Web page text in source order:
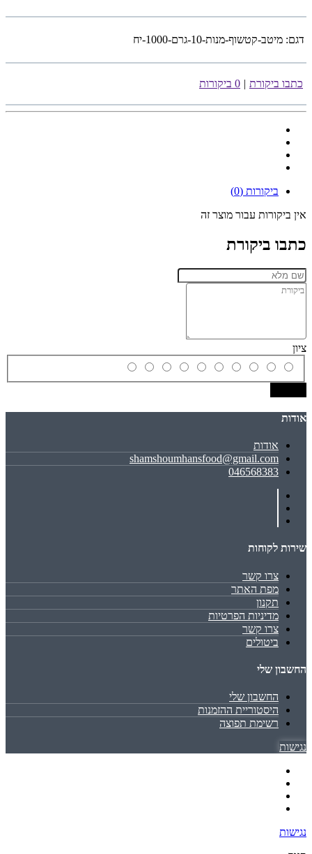
דגם: מיטב-קטשוף-מנות-10-גרם-1000-יח
כתבו ביקורת | 0 ביקורות
ביקורות (0)
אין ביקורות עבור מוצר זה
כתבו ביקורת
ציון
אודות
אודות
shamshoumhansfood@gmail.com
046568383
שירות לקוחות
צרו קשר
מפת האתר
תקנון
מדיניות הפרטיות
צרו קשר
ביטולים
החשבון שלי
החשבון שלי
היסטוריית ההזמנות
רשימת תפוצה
נגישות
נגישות